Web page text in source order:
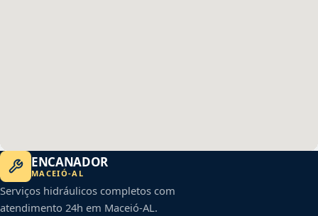
ENCANADOR
MACEIÓ-AL
Serviços hidráulicos completos com
atendimento 24h em Maceió-AL.